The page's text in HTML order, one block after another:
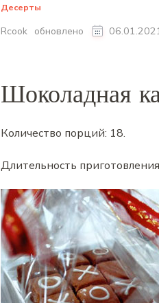
Десерты
Rcook обновлено
Шоколадная
Количество порций: 18.
Длительность